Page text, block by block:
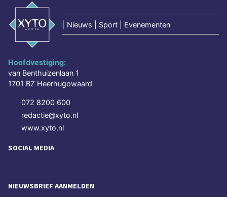
Nieuws | Sport | Evenementen
Hoofdvestiging:
van Benthuizenlaan 1
1701 BZ Heerhugowaard
072 8200 600
redactie@xyto.nl
www.xyto.nl
SOCIAL MEDIA
NIEUWSBRIEF AANMELDEN